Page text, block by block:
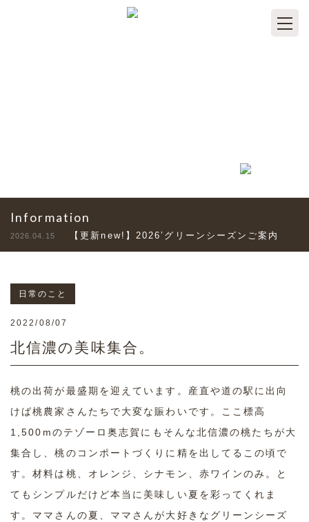
Information
2026.04.15 【更新new!】2026’グリーンシーズンご案内
日常のこと
2022/08/07
北信濃の美味集合。
桃の出荷が最盛期を迎えています。産直や道の駅に出向
けば桃農家さんたちで大変な賑わいです。ここ標高
1,500mのテゾーロ奥志賀にもそんな北信濃の桃たちが大
集合し、桃のコンポートづくりに精を出してるこの頃で
す。材料は桃、オレンジ、シナモン、赤ワインのみ。と
てもシンプルだけど本当に美味しい夏を彩ってくれま
す。ママさんの夏、ママさんが大好きなグリーンシーズ